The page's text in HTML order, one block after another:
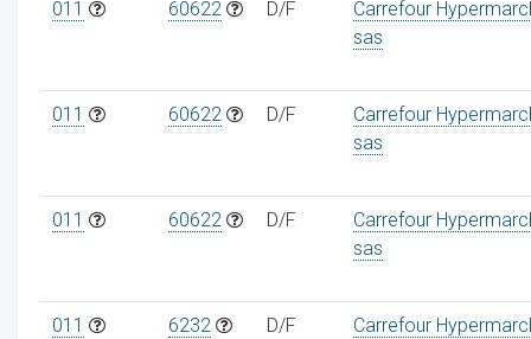
011 60622 D/F
Carrefour
sas
011 60622 D/F
Carrefour
sas
011 60622 D/F
Carrefour
sas
011 6232 D/F
Carrefour